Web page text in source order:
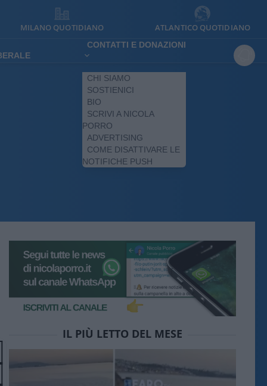
MILANO QUOTIDIANO ATLANTICO QUOTIDIANO
CONTATTI E DONAZIONI
CHI SIAMO
SOSTIENICI
BIO
SCRIVI A NICOLA
PORRO
ADVERTISING
COME DISATTIVARE LE
NOTIFICHE PUSH
IL PIÙ LETTO DEL MESE